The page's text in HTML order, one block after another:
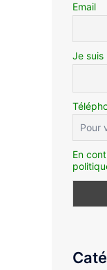
Email
Je suis
En